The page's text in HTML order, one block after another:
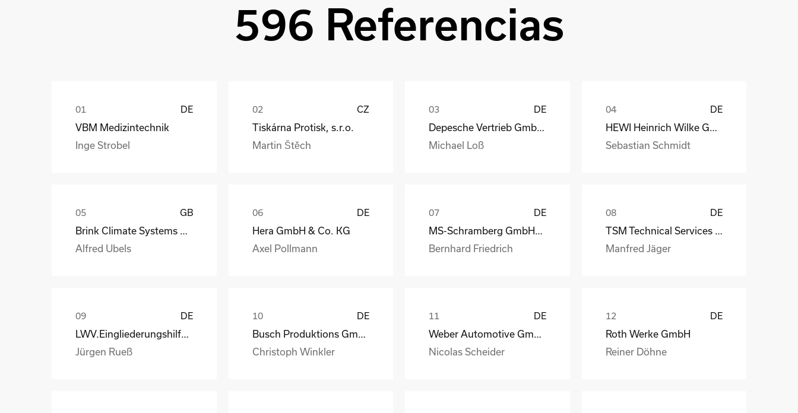
596 Referencias
DE
VBM Medizintechnik
Inge Strobel
CZ
Tiskárna Protisk, s.r.o.
Martin Štěch
DE
Michael Loß
DE
Sebastian Schmidt
GB
Alfred Ubels
DE
Hera GmbH & Co. KG
Axel Pollmann
DE
Bernhard Friedrich
DE
Manfred Jäger
DE
LWV.Eingliederungshilfe.GmbH
Jürgen Rueß
DE
Busch Produktions GmbH Vakuumpumpen und Systeme
Christoph Winkler
DE
Weber Automotive GmbH
Nicolas Scheider
DE
Roth Werke GmbH
Reiner Döhne